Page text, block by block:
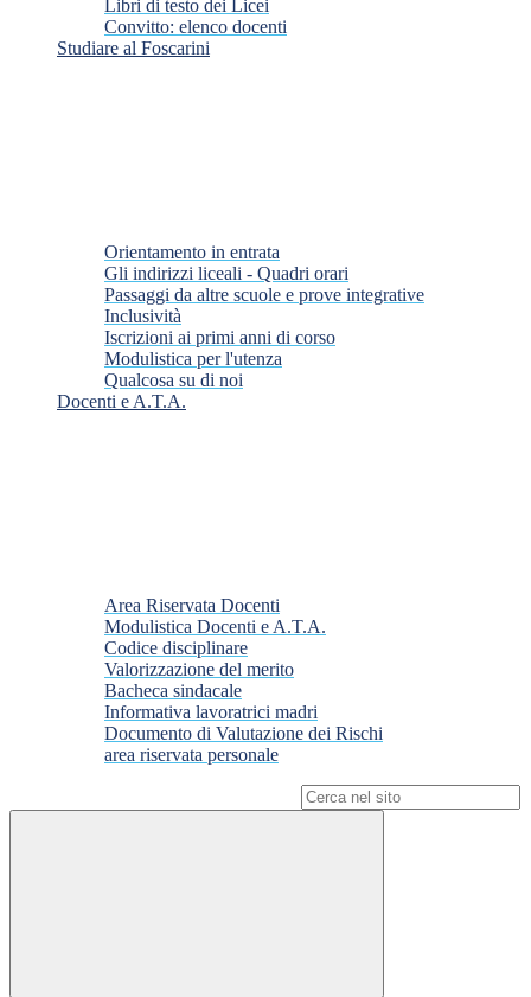
Libri di testo dei Licei
Convitto: elenco docenti
Studiare al Foscarini
Orientamento in entrata
Gli indirizzi liceali - Quadri orari
Passaggi da altre scuole e prove integrative
Inclusività
Iscrizioni ai primi anni di corso
Modulistica per l'utenza
Qualcosa su di noi
Docenti e A.T.A.
Area Riservata Docenti
Modulistica Docenti e A.T.A.
Codice disciplinare
Valorizzazione del merito
Bacheca sindacale
Informativa lavoratrici madri
Documento di Valutazione dei Rischi
area riservata personale